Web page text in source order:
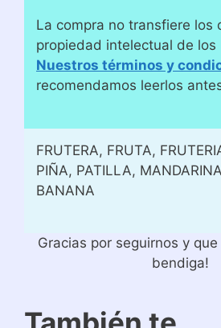
La compra no transfiere los
propiedad intelectual de los
Nuestros términos y
recomendamos leerlos
FRUTERA, FRUTA,
PIÑA, PATILLA,
BANANA
Gracias por seguirnos y
bendiga!